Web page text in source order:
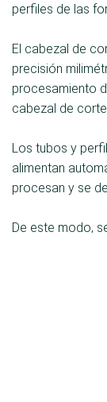
perfiles de las
El cabezal de
precisión
procesamiento
cabezal de
Los tubos y
alimentan
procesan y se
De este modo,